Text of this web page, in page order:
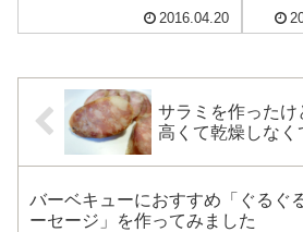
備の時間がなくて、バタバタし
た。その時に用意した道具と材
料のリストになり...
2016.04.20
とにし
使って
サラミを作った
高くて乾燥しな
バーベキューにおすすめ「ぐるぐ
ーセージ」を作ってみました